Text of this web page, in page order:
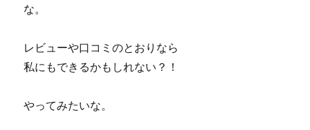
な。
レビューや口コミのとおりなら
私にもできるかもしれない？！
やってみたいな。